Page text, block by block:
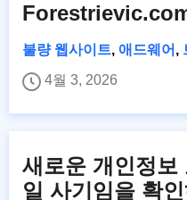
불량 웹사이트, 애드웨어 ,
4월 3, 2026
새로운 개인정보
일 사기임을 확